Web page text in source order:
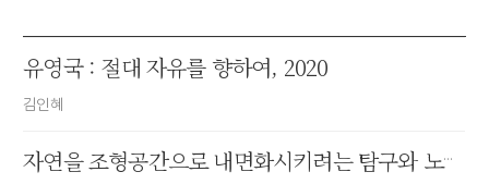
유영국 : 절대 자유를 향하여, 2020
김인혜
자연을 조형공간으로 내면화시키려는 탐구와 노력, 1979